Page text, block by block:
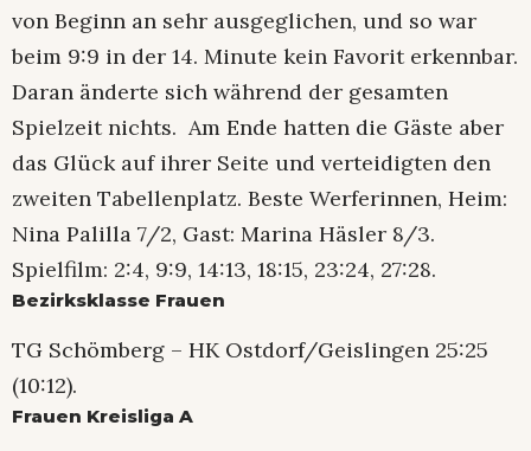
von Beginn an sehr ausgeglichen, und so war
beim 9:9 in der 14. Minute kein Favorit erkennbar.
Daran änderte sich während der gesamten
Spielzeit nichts. Am Ende hatten die Gäste aber
das Glück auf ihrer Seite und verteidigten den
zweiten Tabellenplatz. Beste Werferinnen, Heim:
Nina Palilla 7/2, Gast: Marina Häsler 8/3.
Spielfilm: 2:4, 9:9, 14:13, 18:15, 23:24, 27:28.
Bezirksklasse Frauen
TG Schömberg – HK Ostdorf/Geislingen 25:25
(10:12).
Frauen Kreisliga A